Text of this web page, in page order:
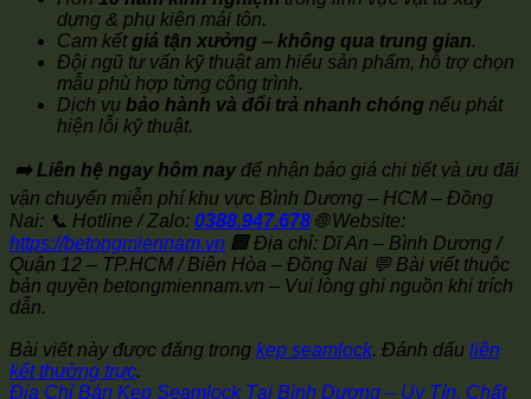
dựng & phụ kiện mái tôn.
Cam kếtgiá tận xưởng – không qua trung gian.
Đội ngũ tư vấn kỹ thuật am hiểu sản phẩm, hỗ trợ chọn
mẫu phù hợp từng công trình.
Dịch vụ bảo hành và đổi trả nhanh chóng nếu phát
hiện lỗi kỹ thuật.
➡️ Liên hệ ngay hôm nay để nhận báo giá chi tiết và ưu đãi
vận chuyển miễn phí khu vực Bình Dương – HCM – Đồng
Nai: 📞 Hotline / Zalo: 0388.947.678 🌐 Website:
https://betongmiennam.vn 🏢 Địa chỉ: Dĩ An – Bình Dương /
Quận 12 – TP.HCM / Biên Hòa – Đồng Nai 💬 Bài viết thuộc
bản quyền betongmiennam.vn – Vui lòng ghi nguồn khi trích
dẫn.
Bài viết này được đăng trong kẹp seamlock. Đánh dấu liên
kết thường trực.
Địa Chỉ Bán Kẹp Seamlock Tại Bình Dương – Uy Tín, Chất